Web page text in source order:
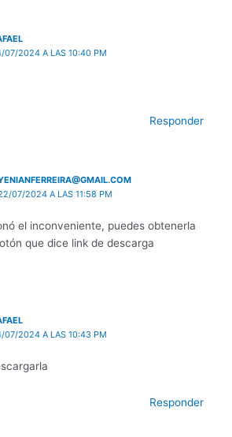
07/2024 A LAS 10:40 PM
Responder
07/2024 A LAS 11:58 PM
el inconveniente, puedes obtenerla
que dice link de descarga
07/2024 A LAS 10:43 PM
Responder